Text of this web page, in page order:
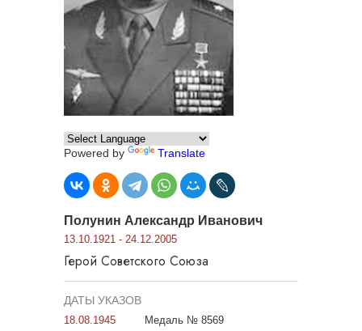
Powered by Translate
Полунин Александр Иванович
13.10.1921 - 24.12.2005
Герой Советского Союза
ДАТЫ УКАЗОВ
18.08.1945 Медаль № 8569